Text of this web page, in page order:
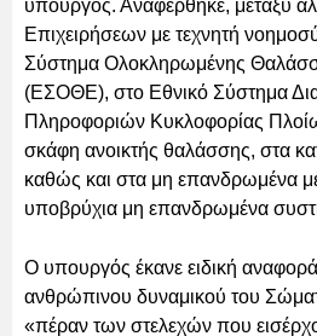
υπουργός. Αναφέρθηκε, μεταξύ
Επιχειρήσεων με τεχνητή
Σύστημα Ολοκληρωμένης
(ΕΣΟΘΕ), στο Εθνικό Σύστημα
Πληροφοριών Κυκλοφορίας
σκάφη ανοικτής θαλάσσης, στα
καθώς και στα μη επανδρωμένα
υποβρύχια μη επανδρωμένα
Ο υπουργός έκανε ειδική
ανθρώπινου δυναμικού του
«πέραν των στελεχών που